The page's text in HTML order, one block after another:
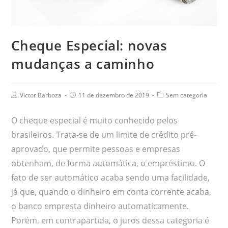
Cheque Especial: novas
mudanças a caminho
Victor Barboza 11 de dezembro de 2019 Sem categoria
O cheque especial é muito conhecido pelos
brasileiros. Trata-se de um limite de crédito pré-
aprovado, que permite pessoas e empresas
obtenham, de forma automática, o empréstimo. O
fato de ser automático acaba sendo uma facilidade,
já que, quando o dinheiro em conta corrente acaba,
o banco empresta dinheiro automaticamente.
Porém, em contrapartida, o juros dessa categoria é